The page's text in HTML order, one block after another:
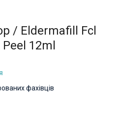
/ Eldermafill Fcl
12ml
фахівців